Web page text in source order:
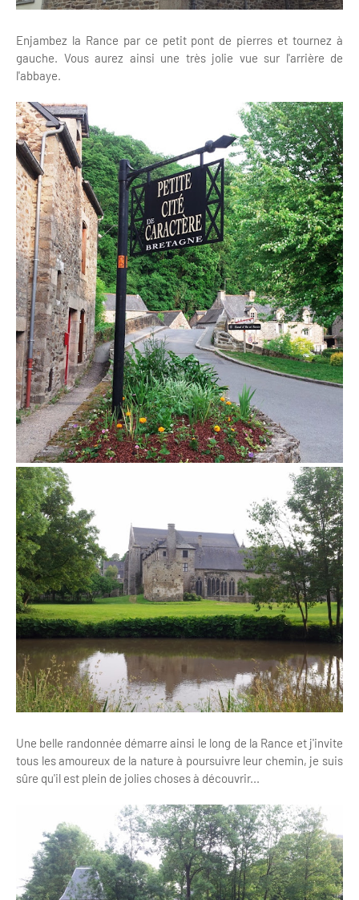
Enjambez la Rance par ce petit pont de pierres et tournez à
gauche. Vous aurez ainsi une très jolie vue sur l'arrière de
l'abbaye.
Une belle randonnée démarre ainsi le long de la Rance et j'invite
tous les amoureux de la nature à poursuivre leur chemin, je suis
sûre qu'il est plein de jolies choses à découvrir...